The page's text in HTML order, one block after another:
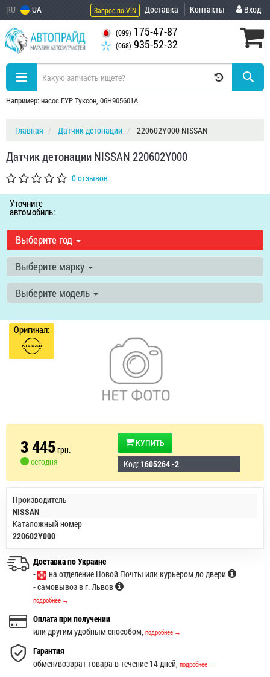
RU UA Запрос по VIN Доставка Контакты Вход
(099) 175-47-87
(068) 935-52-32
Например: насос ГУР Туксон, 06H905601A
Главная Датчик детонации 220602Y000 NISSAN
Датчик детонации NISSAN 220602Y000
0 отзывов
Уточните
автомобиль:
Выберите год
Выберите марку
Выберите модель
Оригинал:
3 445грн.
сегодня
КУПИТЬ
Код: 1605264 -2
Производитель
NISSAN
Каталожный номер
220602Y000
Доставка по Украине
-
на отделение Новой Почты или курьером до двери
- самовывоз в г. Львов
подробнее →
Оплата при получении
или другим удобным способом, подробнее →
Гарантия
обмен/возврат товара в течение 14 дней, подробнее →